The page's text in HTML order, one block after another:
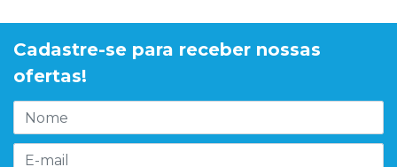
Cadastre-se para receber nossas
ofertas!